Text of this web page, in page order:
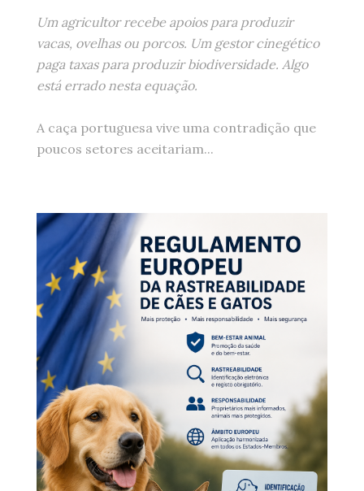
Um agricultor recebe apoios para produzir
vacas, ovelhas ou porcos. Um gestor cinegético
paga taxas para produzir biodiversidade. Algo
está errado nesta equação.
A caça portuguesa vive uma contradição que
poucos setores aceitariam...
reg_eu.png